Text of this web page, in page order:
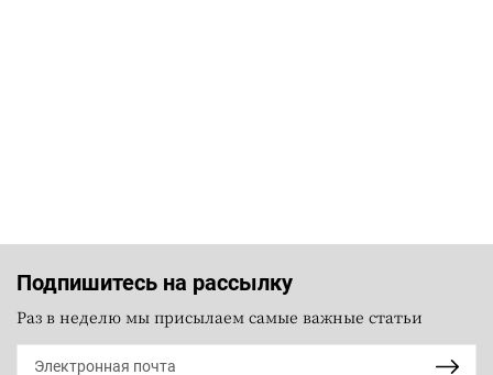
Подпишитесь на рассылку
Раз в неделю мы присылаем самые важные статьи